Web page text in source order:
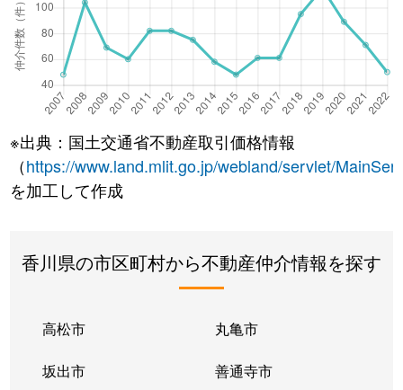
※出典：国土交通省不動産取引価格情報
（https://www.land.mlit.go.jp/webland/servlet/
を加工して作成
香川県の市区町村から不動産仲介情報を探す
高松市 丸亀市
坂出市 善通寺市